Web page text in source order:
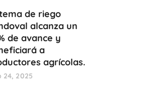
de riego
alcanza un
de avance y
a
agrícolas.
24, 2025